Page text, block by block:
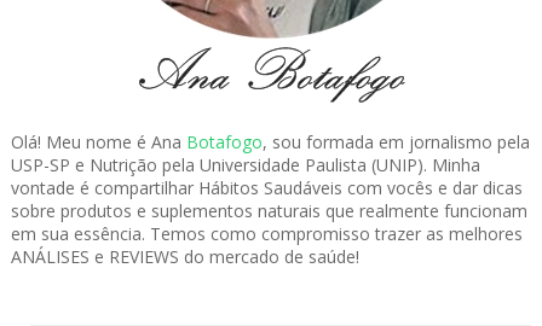
Olá! Meu nome é Ana Botafogo, sou formada em jornalismo pela
USP-SP e Nutrição pela Universidade Paulista (UNIP). Minha
vontade é compartilhar Hábitos Saudáveis com vocês e dar dicas
sobre produtos e suplementos naturais que realmente funcionam
em sua essência. Temos como compromisso trazer as melhores
ANÁLISES e REVIEWS do mercado de saúde!